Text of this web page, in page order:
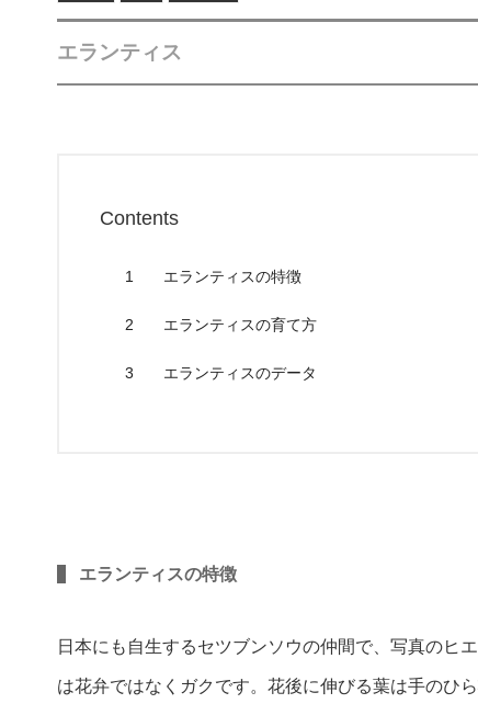
エランティス
Contents
1 エランティスの特徴
2 エランティスの育て方
3 エランティスのデータ
エランティスの特徴
日本にも自生するセツブンソウの仲間で、写真のヒ
は花弁ではなくガクです。花後に伸びる葉は手のひ